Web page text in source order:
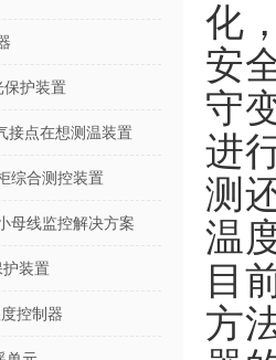
保护装置
接点在想测温装置
综合测控装置
母线监控解决方案
装置
控制器
化
安
守
进
测
温
目
方